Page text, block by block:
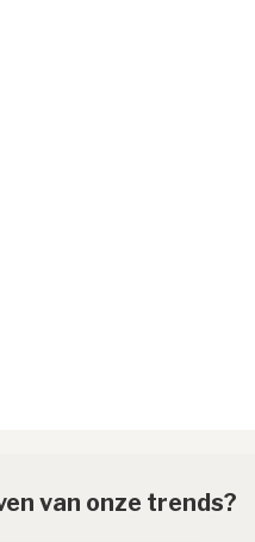
van onze trends?